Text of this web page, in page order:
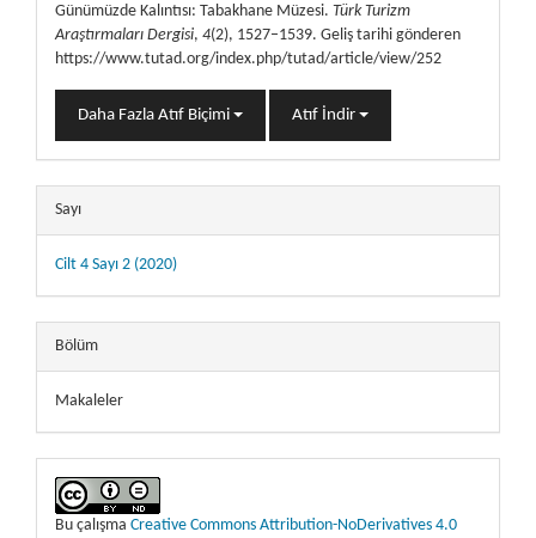
Günümüzde Kalıntısı: Tabakhane Müzesi. Türk Turizm
Araştırmaları Dergisi, 4(2), 1527–1539. Geliş tarihi gönderen
https://www.tutad.org/index.php/tutad/article/view/252
Daha Fazla Atıf Biçimi Atıf İndir
Sayı
Cilt 4 Sayı 2 (2020)
Bölüm
Makaleler
Bu çalışma Creative Commons Attribution-NoDerivatives 4.0